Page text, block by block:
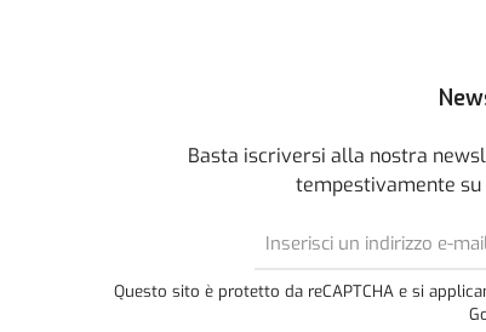
Basta iscriversi alla nostra
tempestivamente
e-
Questo sito è protetto da reCAPTCHA e si